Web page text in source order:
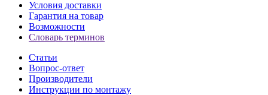
Условия доставки
Гарантия на товар
Возможности
Словарь терминов
Статьи
Вопрос-ответ
Производители
Инструкции по монтажу